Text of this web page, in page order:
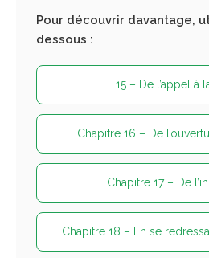
Pour découvrir davantage,
dessous :
15 – De l’appel à
Chapitre 16 – De
Chapitre 17 – De
Chapitre 18 – En se